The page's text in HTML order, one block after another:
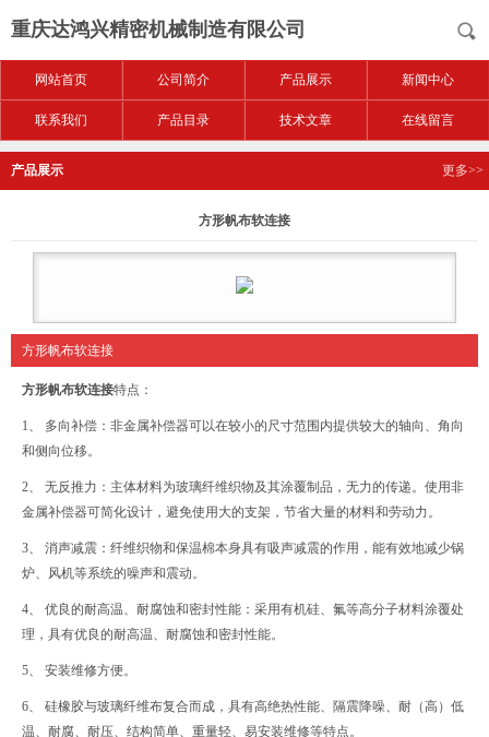
重庆达鸿兴精密机械制造有限公司
网站首页 公司简介 产品展示 新闻中心
联系我们 产品目录 技术文章 在线留言
产品展示 更多>>
方形帆布软连接
方形帆布软连接
方形帆布软连接特点：
1、 多向补偿：非金属补偿器可以在较小的尺寸范围内提供较大的轴向、角向
和侧向位移。
2、 无反推力：主体材料为玻璃纤维织物及其涂覆制品，无力的传递。使用非
金属补偿器可简化设计，避免使用大的支架，节省大量的材料和劳动力。
3、 消声减震：纤维织物和保温棉本身具有吸声减震的作用，能有效地减少锅
炉、风机等系统的噪声和震动。
4、 优良的耐高温、耐腐蚀和密封性能：采用有机硅、氟等高分子材料涂覆处
理，具有优良的耐高温、耐腐蚀和密封性能。
5、 安装维修方便。
6、 硅橡胶与玻璃纤维布复合而成，具有高绝热性能、隔震降噪、耐（高）低
温、耐腐、耐压、结构简单、重量轻、易安装维修等特点。